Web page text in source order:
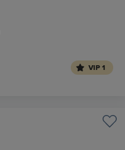
VIP 1